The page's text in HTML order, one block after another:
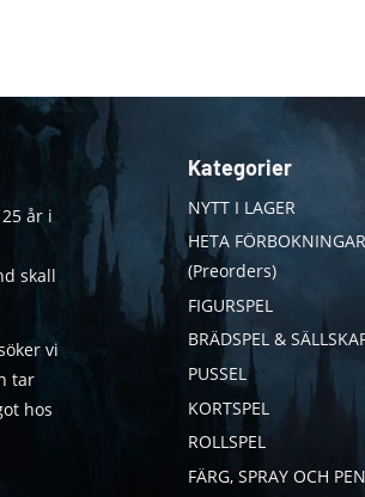
år i
skall
vi
tar
hos
Kategorier
NYTT I LAGER
HETA FÖRBOKNINGAR
(Preorders)
FIGURSPEL
BRÄDSPEL &
PUSSEL
KORTSPEL
ROLLSPEL
FÄRG, SPRAY OCH